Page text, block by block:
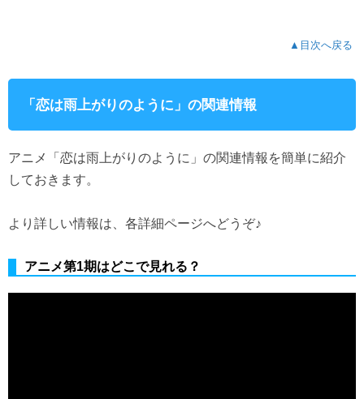
▲目次へ戻る
「恋は雨上がりのように」の関連情報
アニメ「恋は雨上がりのように」の関連情報を簡単に紹介
しておきます。
より詳しい情報は、各詳細ページへどうぞ♪
アニメ第1期はどこで見れる？